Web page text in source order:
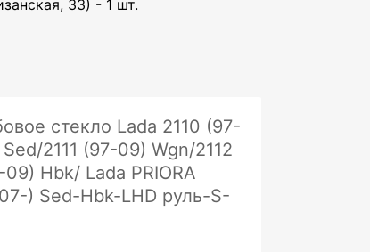
33) - 1 шт.
стекло Lada 2110 (97-
2111 (97-09) Wgn/2112
Hbk/ Lada PRIORA
) Sed-Hbk-LHD руль-S-